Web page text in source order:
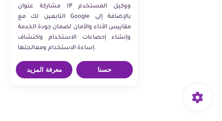
مشاركة عنوان IP ووكيل المستخدم
التابعين لك مع Google بالإضافة إلى
مقاييس الأداء والأمان لضمان جودة الخدمة
وإنشاء إحصاءات الاستخدام واكتشاف
إساءة الاستخدام ومعالجتها.
معرفة المزيد حسنا